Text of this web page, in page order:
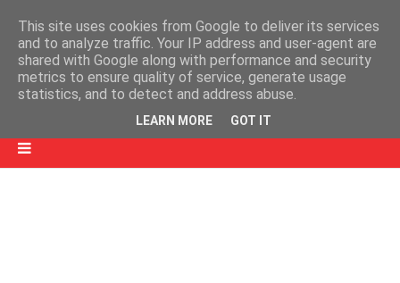
This site uses cookies from Google to deliver its services
and to analyze traffic. Your IP address and user-agent are
shared with Google along with performance and security
metrics to ensure quality of service, generate usage
statistics, and to detect and address abuse.
LEARN MORE GOT IT